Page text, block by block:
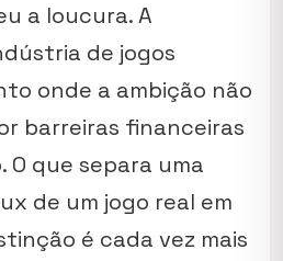
a loucura. A
de jogos
onde a ambição não
barreiras financeiras
O que separa uma
de um jogo real em
é cada vez mais